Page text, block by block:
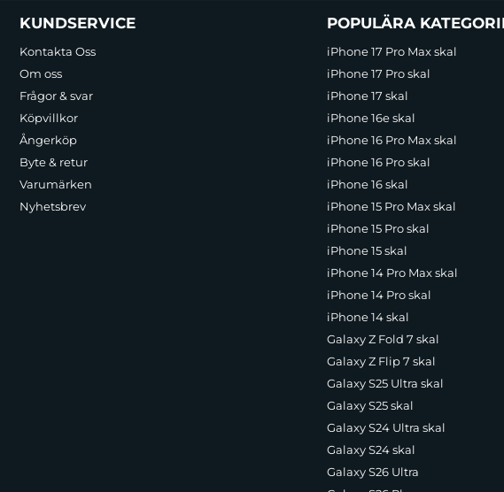
Sidfot Blandad info och länkar
KUNDSERVICE
Kontakta Oss
Om oss
Frågor & svar
Köpvillkor
Ångerköp
Byte & retur
Varumärken
Nyhetsbrev
POPULÄRA
iPhone 17 Pro Max skal
iPhone 17 Pro skal
iPhone 17 skal
iPhone 16e skal
iPhone 16 Pro Max skal
iPhone 16 Pro skal
iPhone 16 skal
iPhone 15 Pro Max skal
iPhone 15 Pro skal
iPhone 15 skal
iPhone 14 Pro Max skal
iPhone 14 Pro skal
iPhone 14 skal
Galaxy Z Fold 7 skal
Galaxy Z Flip 7 skal
Galaxy S25 Ultra skal
Galaxy S25 skal
Galaxy S24 Ultra skal
Galaxy S24 skal
Galaxy S26 Ultra